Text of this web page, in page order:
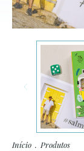
Início . Produtos